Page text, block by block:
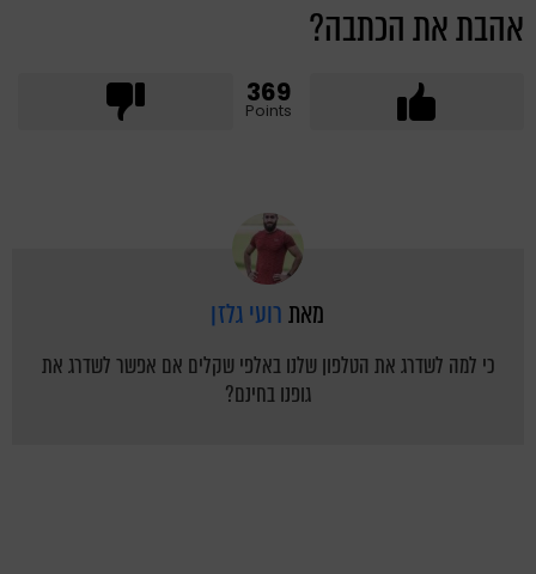
אהבת את הכתבה?
369
Points
מאתרועי גלזן
כי למה לשדרג את הטלפון שלנו באלפי שקלים אם אפשר לשדרג את
גופנו בחינם?